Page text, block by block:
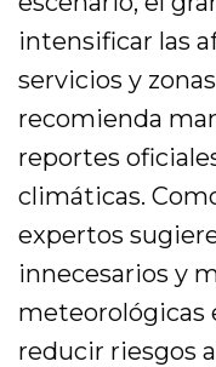
intensificar las
servicios y
recomienda
reportes
climáticas.
expertos
innecesarios y
meteorológicas
reducir riesgos